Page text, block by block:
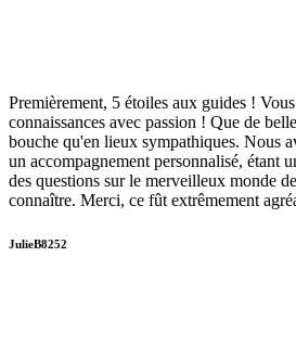
Premièrement, 5 étoiles aux guides !
connaissances avec passion ! Que de
bouche qu'en lieux sympathiques. Nous
un accompagnement personnalisé, étant
des questions sur le merveilleux monde
connaître. Merci, ce fût extrêmement
JulieB8252